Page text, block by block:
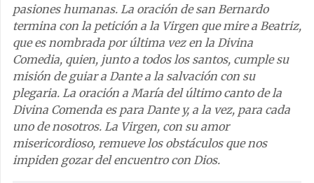
pasiones humanas. La oración de san Bernardo
termina con la petición a la Virgen que mire a Beatriz,
que es nombrada por última vez en la Divina
Comedia, quien, junto a todos los santos, cumple su
misión de guiar a Dante a la salvación con su
plegaria. La oración a María del último canto de la
Divina Comenda es para Dante y, a la vez, para cada
uno de nosotros. La Virgen, con su amor
misericordioso, remueve los obstáculos que nos
impiden gozar del encuentro con Dios.